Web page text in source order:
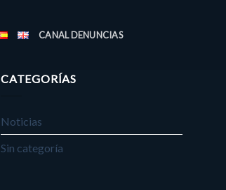
CANAL DENUNCIAS
CATEGORÍAS
Noticias
Sin categoría